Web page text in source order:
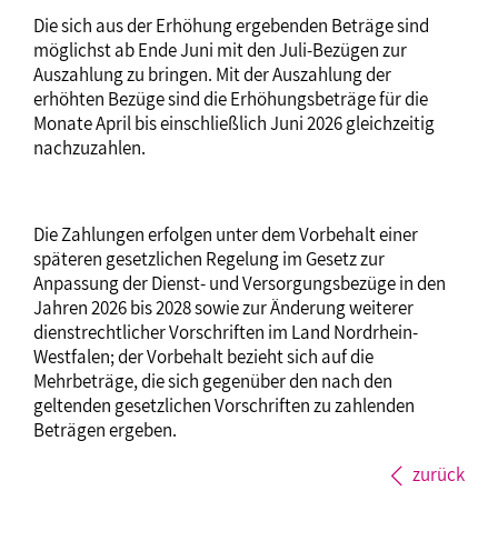
Die sich aus der Erhöhung ergebenden Beträge sind
möglichst ab Ende Juni mit den Juli-Bezügen zur
Auszahlung zu bringen. Mit der Auszahlung der
erhöhten Bezüge sind die Erhöhungsbeträge für die
Monate April bis einschließlich Juni 2026 gleichzeitig
nachzuzahlen.
Die Zahlungen erfolgen unter dem Vorbehalt einer
späteren gesetzlichen Regelung im Gesetz zur
Anpassung der Dienst- und Versorgungsbezüge in den
Jahren 2026 bis 2028 sowie zur Änderung weiterer
dienstrechtlicher Vorschriften im Land Nordrhein-
Westfalen; der Vorbehalt bezieht sich auf die
Mehrbeträge, die sich gegenüber den nach den
geltenden gesetzlichen Vorschriften zu zahlenden
Beträgen ergeben.
zurück